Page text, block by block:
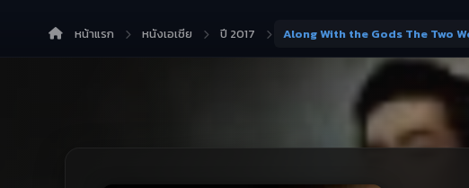
หน้าแรก หนังเอเชีย ปี 2017 Along With the Gods The Two